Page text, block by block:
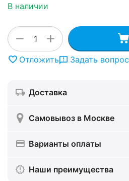
В наличии
+
−
Отложить Задать вопрос
Доставка
Самовывоз в Москве
Варианты оплаты
Наши преимущества